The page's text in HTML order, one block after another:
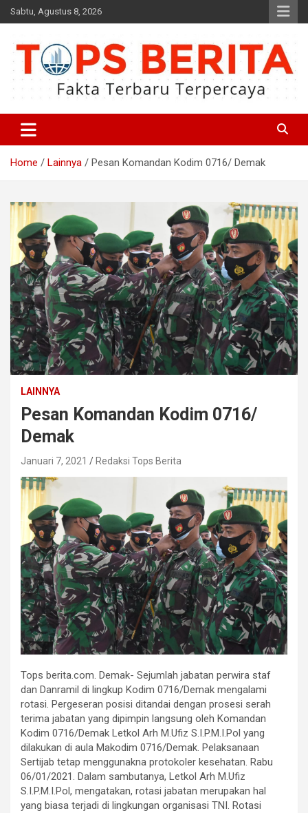
Skip
to
Sabtu, Agustus 8, 2026
Tops Berita
Home Lainnya Pesan Komandan Kodim 0716/ Demak
LAINNYA
Pesan Komandan Kodim 0716/
Demak
Januari 7, 2021 Redaksi Tops Berita
Tops berita.com. Demak- Sejumlah jabatan perwira staf
dan Danramil di lingkup Kodim 0716/Demak mengalami
rotasi. Pergeseran posisi ditandai dengan prosesi serah
terima jabatan yang dipimpin langsung oleh Komandan
Kodim 0716/Demak Letkol Arh M.Ufiz S.I.P.M.I.Pol yang
dilakukan di aula Makodim 0716/Demak. Pelaksanaan
Sertijab tetap menggunakna protokoler kesehatan. Rabu
06/01/2021. Dalam sambutanya, Letkol Arh M.Ufiz
S.I.P.M.I.Pol, mengatakan, rotasi jabatan merupakan hal
yang biasa terjadi di lingkungan organisasi TNI. Rotasi